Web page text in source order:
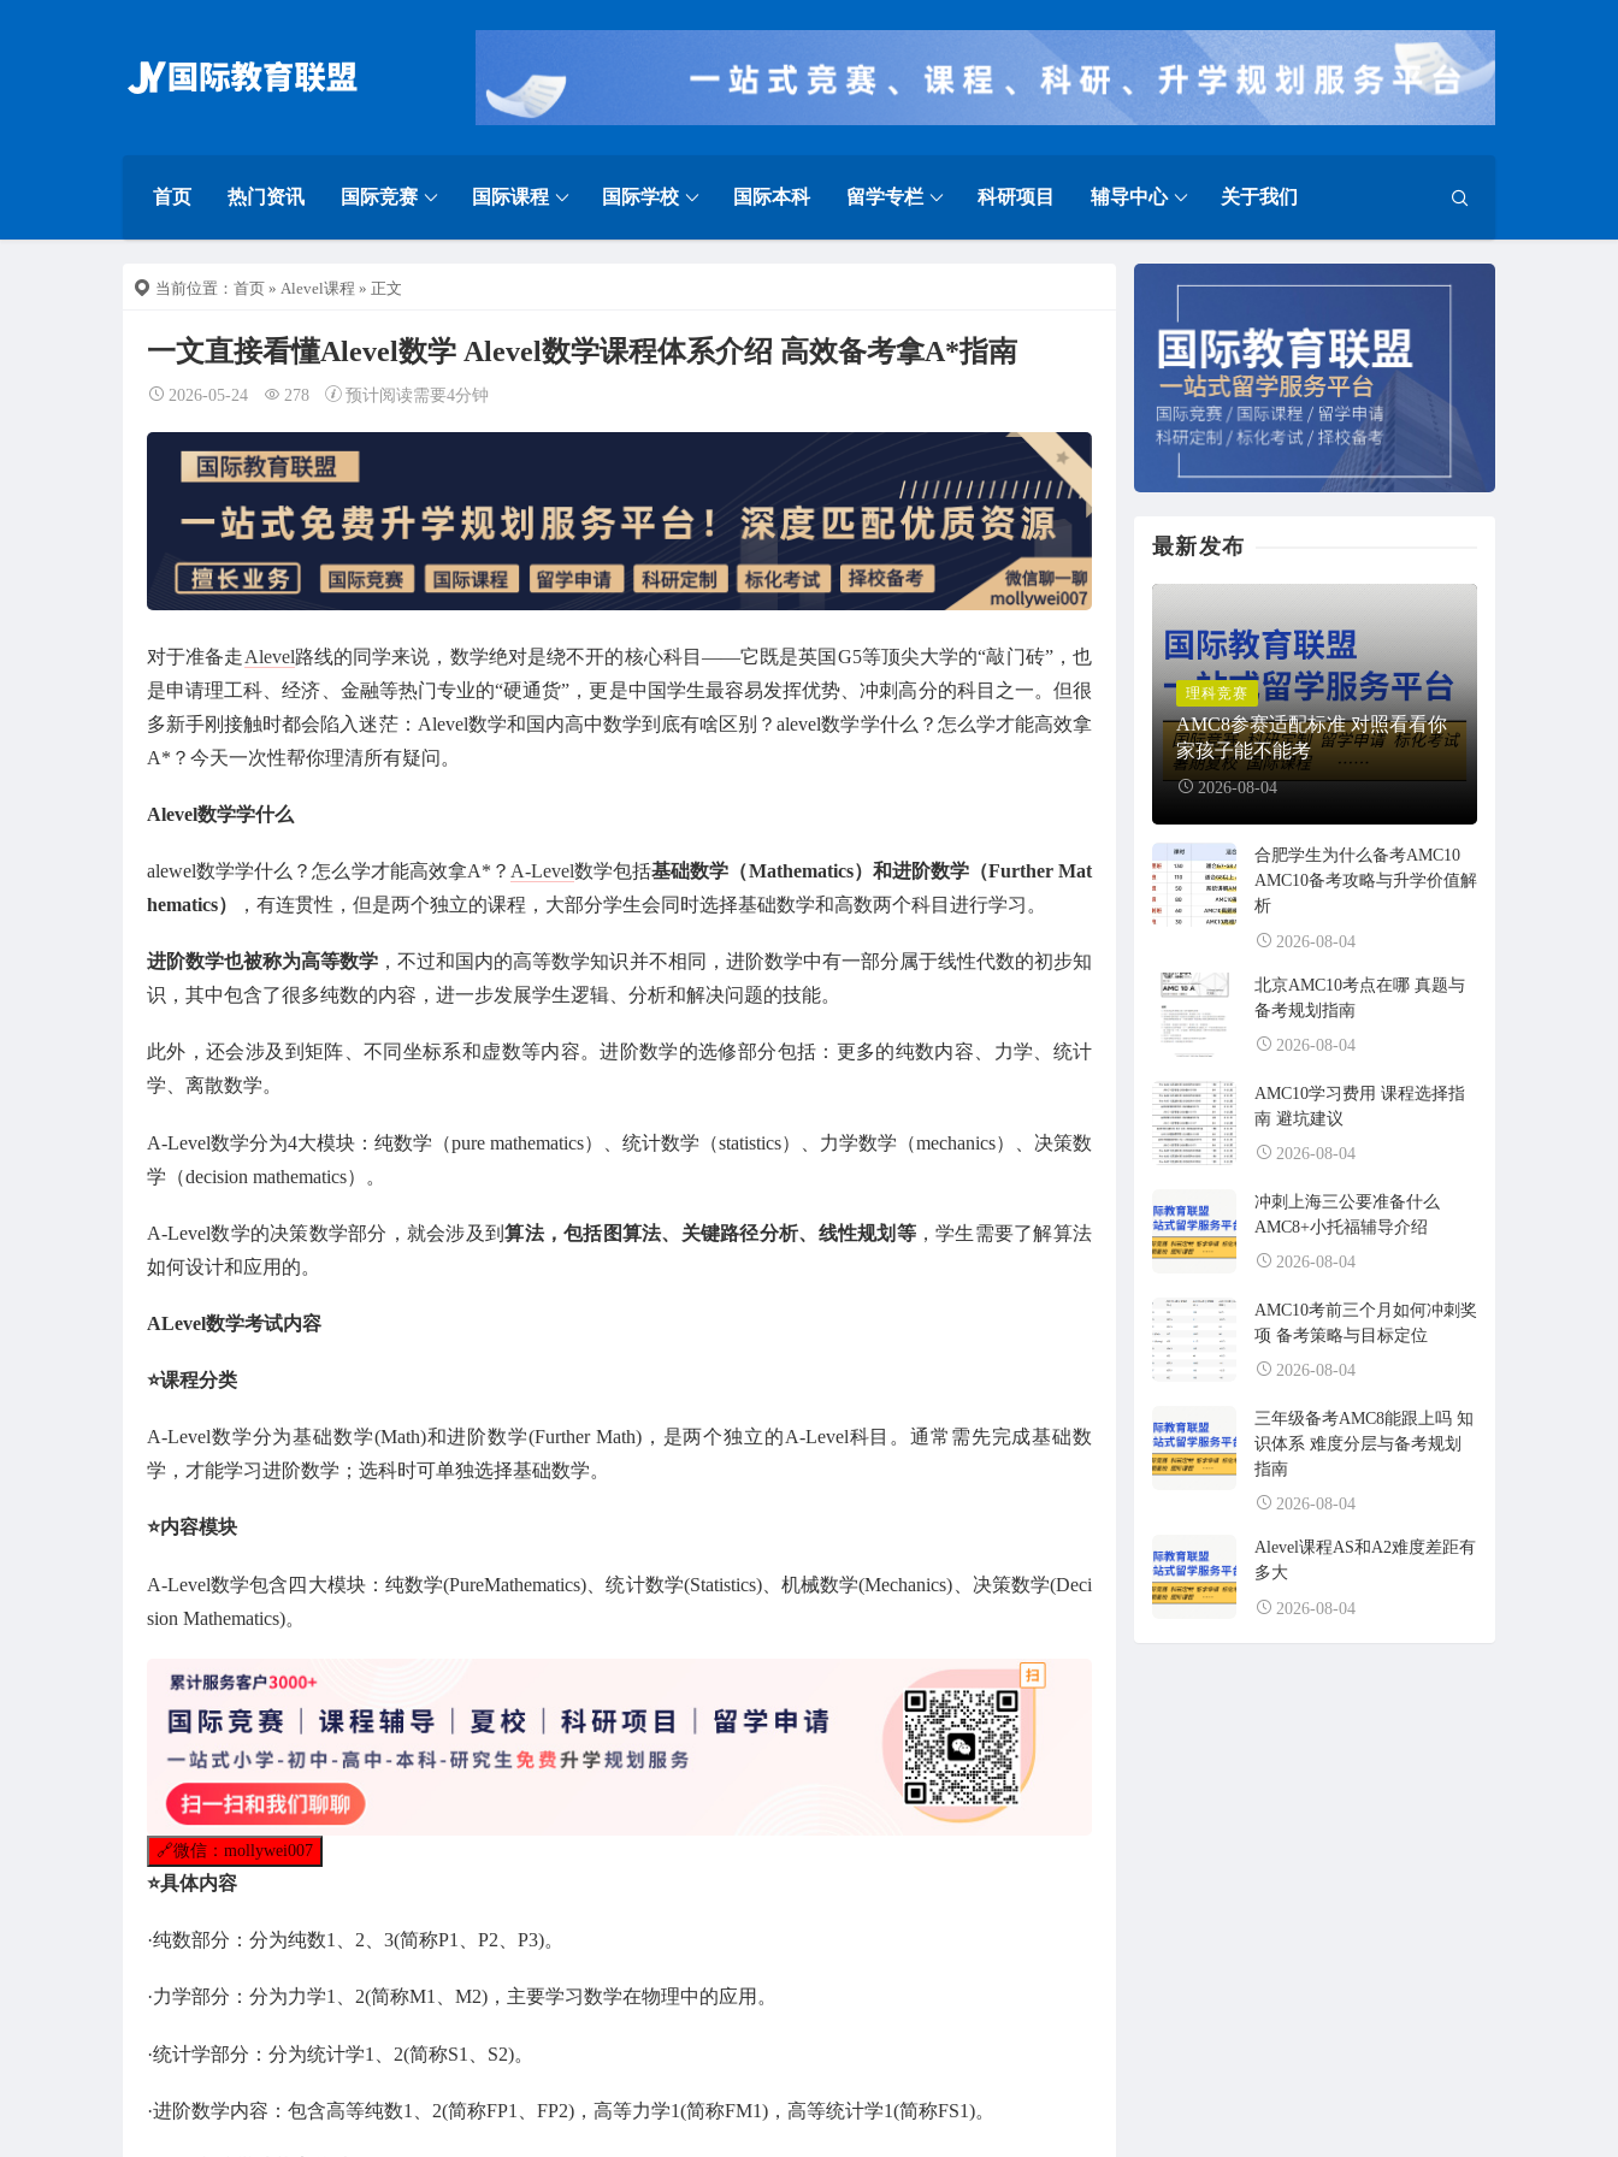
首页 热门资讯 国际竞赛 国际课程 国际学校 国际本科 留学专栏 科研项目 辅导中心 关于我们
当前位置： 首页 » Alevel课程 » 正文
一文直接看懂Alevel数学 Alevel数学课程体系介绍 高效备考拿A*指南
2026-05-24 278 预计阅读需要4分钟
对于准备走Alevel路线的同学来说，数学绝对是绕不开的核心科目——它既是英国G5等顶尖大学的“敲门砖”，也
是申请理工科、经济、金融等热门专业的“硬通货”，更是中国学生最容易发挥优势、冲刺高分的科目之一。但很
多新手刚接触时都会陷入迷茫：Alevel数学和国内高中数学到底有啥区别？alevel数学学什么？怎么学才能高效拿
A*？今天一次性帮你理清所有疑问。
Alevel数学学什么
alewel数学学什么？怎么学才能高效拿A*？ A-Level数学包括基础数学（Mathematics）和进阶数学（Further Mat
hematics）
，有连贯性，但是两个独立的课程，大部分学生会同时选择基础数学和高数两个科目进行学习。
进阶数学也被称为高等数学 ，不过和国内的高等数学知识并不相同，进阶数学中有一部分属于线性代数的初步知
识，其中包含了很多纯数的内容，进一步发展学生逻辑、分析和解决问题的技能。
此外，还会涉及到矩阵、不同坐标系和虚数等内容。进阶数学的选修部分包括：更多的纯数内容、力学、统计
学、离散数学。
A-Level数学分为4大模块：纯数学（pure mathematics）、统计数学（statistics）、力学数学（mechanics）、决策数
学（decision mathematics）。
A-Level数学的决策数学部分，就会涉及到算法，包括图算法、关键路径分析、线性规划等，学生需要了解算法
如何设计和应用的。
ALevel数学考试内容
⭐️课程分类
A-Level数学分为基础数学(Math)和进阶数学(Further Math)，是两个独立的A-Level科目。通常需先完成基础数
学，才能学习进阶数学；选科时可单独选择基础数学。
⭐️内容模块
A-Level数学包含四大模块：纯数学(PureMathematics)、统计数学(Statistics)、机械数学(Mechanics)、决策数学(Deci
sion Mathematics)。
🔗微信：mollywei007
⭐️具体内容
·纯数部分：分为纯数1、2、3(简称P1、P2、P3)。
·力学部分：分为力学1、2(简称M1、M2)，主要学习数学在物理中的应用。
·统计学部分：分为统计学1、2(简称S1、S2)。
·进阶数学内容：包含高等纯数1、2(简称FP1、FP2)，高等力学1(简称FM1)，高等统计学1(简称FS1)。
最新发布
理科竞赛
AMC8参赛适配标准 对照看看你
家孩子能不能考
2026-08-04
合肥学生为什么备考AMC10
AMC10备考攻略与升学价值解
析
2026-08-04
北京AMC10考点在哪 真题与
备考规划指南
2026-08-04
AMC10学习费用 课程选择指
南 避坑建议
2026-08-04
冲刺上海三公要准备什么
AMC8+小托福辅导介绍
2026-08-04
AMC10考前三个月如何冲刺奖
项 备考策略与目标定位
2026-08-04
三年级备考AMC8能跟上吗 知
识体系 难度分层与备考规划
指南
2026-08-04
Alevel课程AS和A2难度差距有
多大
2026-08-04